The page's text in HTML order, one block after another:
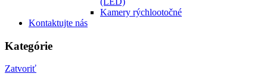
Kamery rýchlootočné
Kontaktujte nás
Kategórie
Zatvoriť